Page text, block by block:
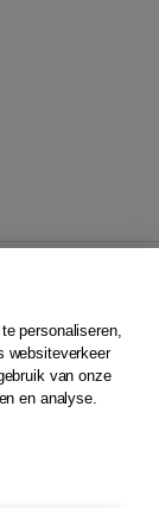
personaliseren,
websiteverkeer
van onze
en analyse.